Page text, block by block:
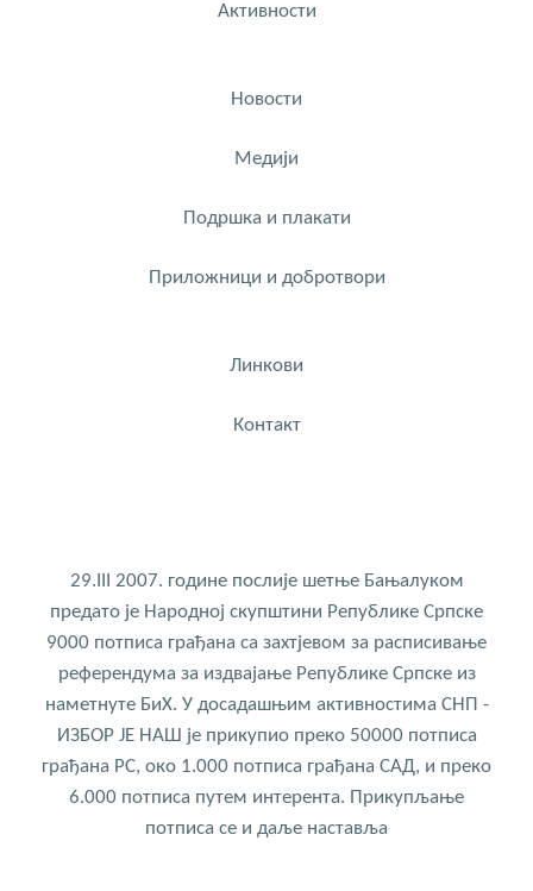
Активности
Новости
Медији
Подршка и плакати
Приложници и добротвори
Линкови
Контакт
29.III 2007. године послије шетње Бањалуком
предато је Народној скупштини Републике Српске
9000 потписа грађана са захтјевом за расписивање
референдума за издвајање Републике Српске из
наметнуте БиХ. У досадашњим активностима СНП -
ИЗБОР ЈЕ НАШ је прикупио преко 50000 потписа
грађана РС, око 1.000 потписа грађана САД, и преко
6.000 потписа путем интерента. Прикупљање
потписа се и даље наставља